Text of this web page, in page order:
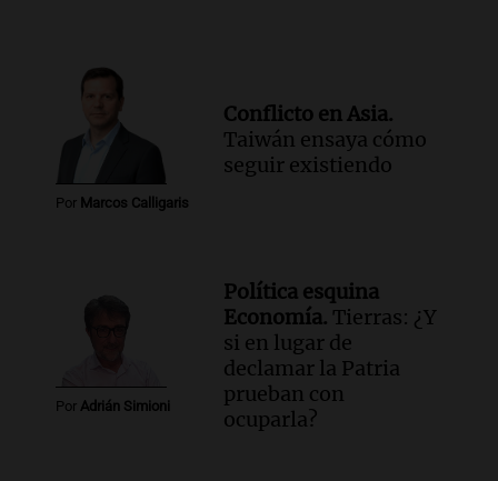
Por Marcos Calligaris
Conflicto en Asia.
Taiwán ensaya cómo
seguir existiendo
Por Adrián Simioni
Política esquina
Economía. Tierras: ¿Y
si en lugar de
declamar la Patria
prueban con
ocuparla?